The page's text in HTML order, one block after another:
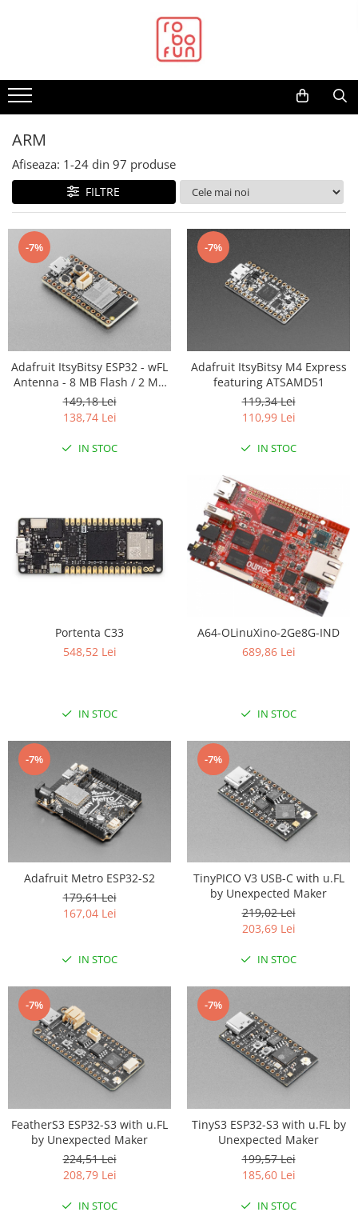
Arduino Original
Arduino Compatibil
Raspberry PI
Alimentare
Racire
Accesorii
Audio
Cabluri si Conectori
LCD
Adaptoare si convertoare
Convertor nivel logic
Convertor USB la serial
Datalogger
Multiplexor
RS-485
RTC
Telecomenzi
Accesorii
Antene
Breadboard
Sticker
Componente
Butoane, Tastaturi
Condensatoare
Microcontrollere AVR
PCB - Placute Circuit
Rezistoare
Creion 3D 3Doodler
ARM
Afiseaza: 1-24 din 97 produse
FILTRE
-7%
Adafruit ItsyBitsy ESP32 - wFL
Antenna - 8 MB Flash / 2 MB
PSRAM
149,18 Lei
138,74 Lei
IN STOC
-7%
Adafruit ItsyBitsy M4 Express
featuring ATSAMD51
119,34 Lei
110,99 Lei
IN STOC
Portenta C33
548,52 Lei
IN STOC
A64-OLinuXino-2Ge8G-IND
689,86 Lei
IN STOC
-7%
Adafruit Metro ESP32-S2
179,61 Lei
167,04 Lei
IN STOC
-7%
TinyPICO V3 USB-C with u.FL
by Unexpected Maker
219,02 Lei
203,69 Lei
IN STOC
-7%
FeatherS3 ESP32-S3 with u.FL
by Unexpected Maker
224,51 Lei
208,79 Lei
IN STOC
-7%
TinyS3 ESP32-S3 with u.FL by
Unexpected Maker
199,57 Lei
185,60 Lei
IN STOC